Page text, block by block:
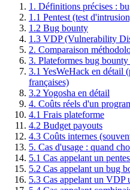
1. Définitions précises :
1.1 Pentest (test
1.2 Bug bounty
1.3 VDP (Vulnerability
2. Comparaison
3. Plateformes bug
3.1 YesWeHack en détail
françaises)
3.2 Yogosha en détail
4. Coûts réels d'un
4.1 Frais plateforme
4.2 Budget payouts
4.3 Coûts internes
5. Cas d'usage : quand
5.1 Cas appelant un
5.2 Cas appelant un bug
5.3 Cas appelant un VDP